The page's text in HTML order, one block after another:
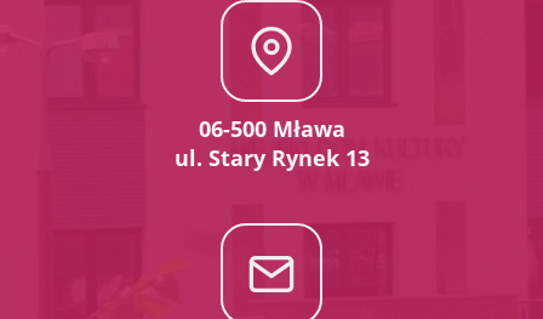
06-500 Mława
ul. Stary Rynek 13